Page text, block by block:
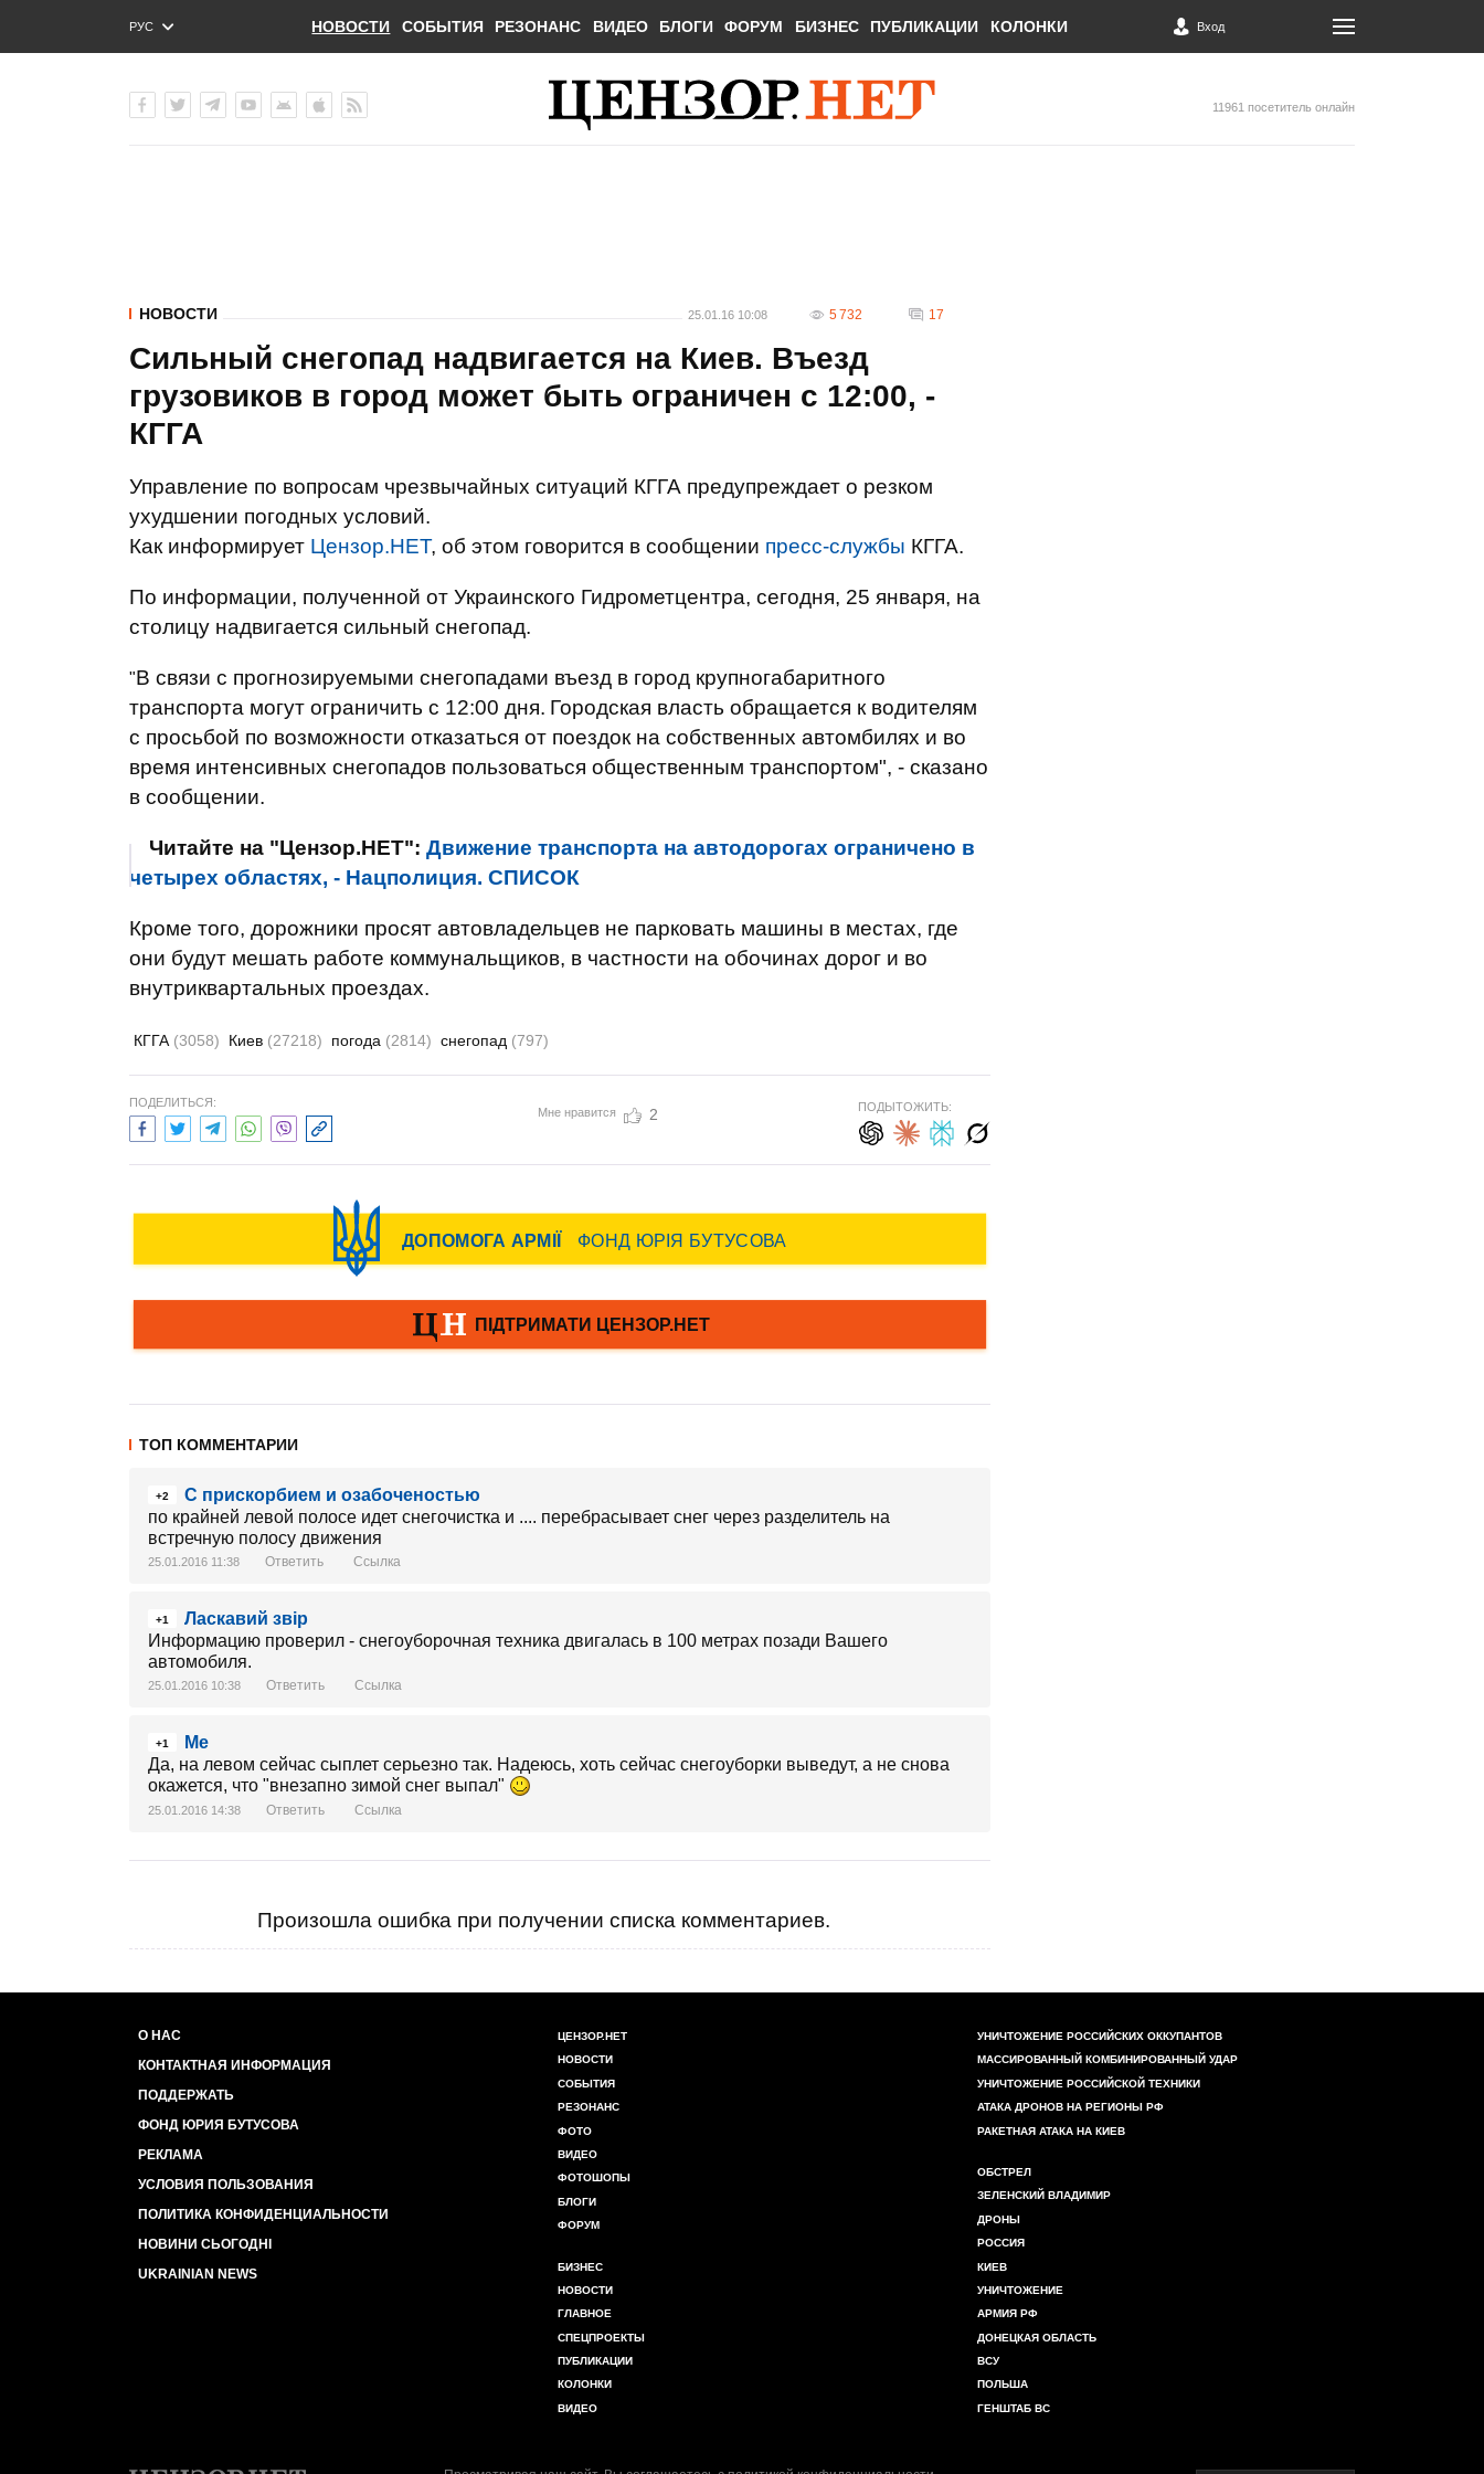
РУС
ENG
НОВОСТИ СОБЫТИЯ РЕЗОНАНС ВИДЕО БЛОГИ ФОРУМ БИЗНЕС ПУБЛИКАЦИИ КОЛОНКИ Вход
11961 посетитель онлайн
НОВОСТИ 25.01.16 10:08 5 732 17
Сильный снегопад надвигается на Киев. Въезд
грузовиков в город может быть ограничен с 12:00, -
КГГА
Управление по вопросам чрезвычайных ситуаций КГГА предупреждает о резком
ухудшении погодных условий.
Как информирует Цензор.НЕТ, об этом говорится в сообщении пресс-службы КГГА.
По информации, полученной от Украинского Гидрометцентра, сегодня, 25 января, на
столицу надвигается сильный снегопад.
"В связи с прогнозируемыми снегопадами въезд в город крупногабаритного
транспорта могут ограничить с 12:00 дня. Городская власть обращается к водителям
с просьбой по возможности отказаться от поездок на собственных автомбилях и во
время интенсивных снегопадов пользоваться общественным транспортом", - сказано
в сообщении.
Читайте на "Цензор.НЕТ": Движение транспорта на автодорогах ограничено в
четырех областях, - Нацполиция. СПИСОК
Кроме того, дорожники просят автовладельцев не парковать машины в местах, где
они будут мешать работе коммунальщиков, в частности на обочинах дорог и во
внутриквартальных проездах.
КГГА (3058) Киев (27218) погода (2814) снегопад (797)
ПОДЕЛИТЬСЯ:
Мне нравится 2 ПОДЫТОЖИТЬ:
ТОП КОММЕНТАРИИ
+2
C прискорбием и озабоченостью
по крайней левой полосе идет снегочистка и .... перебрасывает снег через разделитель на
встречную полосу движения
25.01.2016 11:38 Ответить Ссылка
+1
Ласкавий звір
Информацию проверил - снегоуборочная техника двигалась в 100 метрах позади Вашего
автомобиля.
25.01.2016 10:38 Ответить Ссылка
+1
Me
Да, на левом сейчас сыплет серьезно так. Надеюсь, хоть сейчас снегоуборки выведут, а не снова
окажется, что "внезапно зимой снег выпал"
25.01.2016 14:38 Ответить Ссылка
Произошла ошибка при получении списка комментариев.
О НАС
КОНТАКТНАЯ ИНФОРМАЦИЯ
ПОДДЕРЖАТЬ
ФОНД ЮРИЯ БУТУСОВА
РЕКЛАМА
УСЛОВИЯ ПОЛЬЗОВАНИЯ
ПОЛИТИКА КОНФИДЕНЦИАЛЬНОСТИ
НОВИНИ СЬОГОДНІ
UKRAINIAN NEWS
ЦЕНЗОР.НЕТ
НОВОСТИ
СОБЫТИЯ
РЕЗОНАНС
ФОТО
ВИДЕО
ФОТОШОПЫ
БЛОГИ
ФОРУМ
БИЗНЕС
НОВОСТИ
ГЛАВНОЕ
СПЕЦПРОЕКТЫ
ПУБЛИКАЦИИ
КОЛОНКИ
ВИДЕО
УНИЧТОЖЕНИЕ РОССИЙСКИХ ОККУПАНТОВ
МАССИРОВАННЫЙ КОМБИНИРОВАННЫЙ УДАР
УНИЧТОЖЕНИЕ РОССИЙСКОЙ ТЕХНИКИ
АТАКА ДРОНОВ НА РЕГИОНЫ РФ
РАКЕТНАЯ АТАКА НА КИЕВ
ОБСТРЕЛ
ЗЕЛЕНСКИЙ ВЛАДИМИР
ДРОНЫ
РОССИЯ
КИЕВ
УНИЧТОЖЕНИЕ
АРМИЯ РФ
ДОНЕЦКАЯ ОБЛАСТЬ
ВСУ
ПОЛЬША
ГЕНШТАБ ВС